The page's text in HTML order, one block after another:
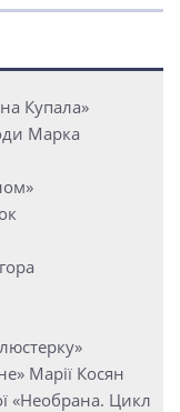
Купала»
Марка
Марії Косян
«Необрана. Цикл